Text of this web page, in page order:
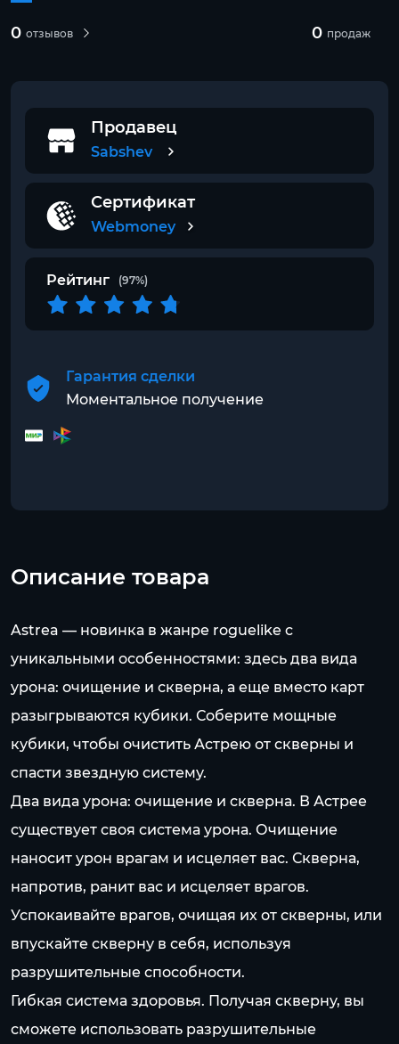
0 отзывов 0 продаж
Продавец
Sabshev
Сертификат
Webmoney
Рейтинг (97%)
Гарантия сделки
Моментальное получение
Описание товара
Astrea — новинка в жанре roguelike c
уникальными особенностями: здесь два вида
урона: очищение и скверна, а еще вместо карт
разыгрываются кубики. Соберите мощные
кубики, чтобы очистить Астрею от скверны и
спасти звездную систему.
Два вида урона: очищение и скверна. В Астрее
существует своя система урона. Очищение
наносит урон врагам и исцеляет вас. Скверна,
напротив, ранит вас и исцеляет врагов.
Успокаивайте врагов, очищая их от скверны, или
впускайте скверну в себя, используя
разрушительные способности.
Гибкая система здоровья. Получая скверну, вы
сможете использовать разрушительные